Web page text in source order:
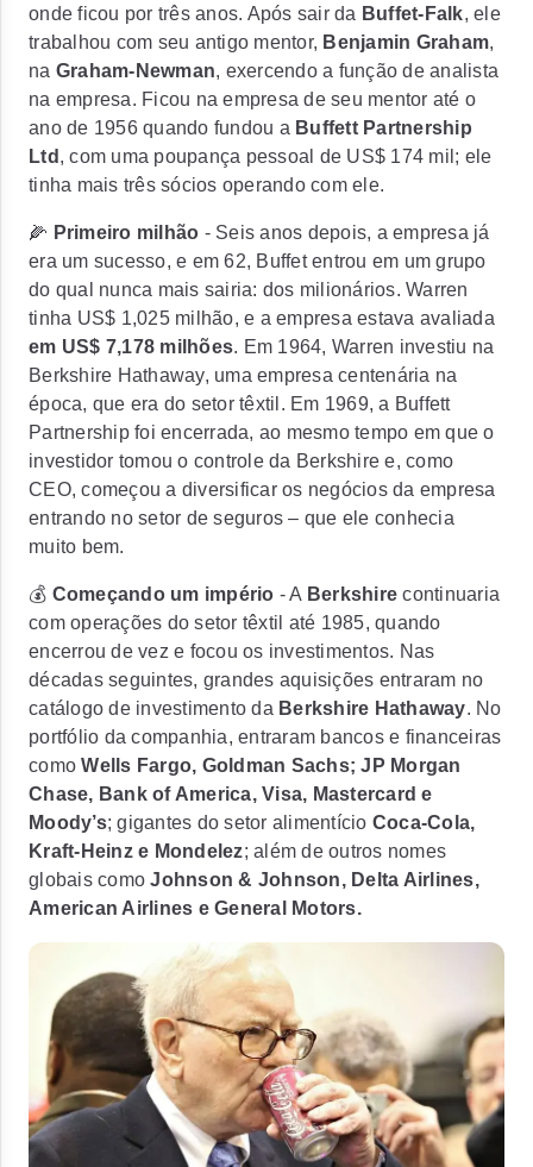
onde ficou por três anos. Após sair da Buffet-Falk, ele
trabalhou com seu antigo mentor, Benjamin Graham,
na Graham-Newman, exercendo a função de analista
na empresa. Ficou na empresa de seu mentor até o
ano de 1956 quando fundou a Buffett Partnership
Ltd , com uma poupança pessoal de US$ 174 mil ; ele
tinha mais três sócios operando com ele.
🌽 Primeiro milhão - Seis anos depois, a empresa já
era um sucesso, e em 62, Buffet entrou em um grupo
do qual nunca mais sairia: dos milionários. Warren
tinha US$ 1,025 milhão, e a empresa estava avaliada
em US$ 7,178 milhões. Em 1964, Warren investiu na
Berkshire Hathaway, uma empresa centenária na
época, que era do setor têxtil. Em 1969, a Buffett
Partnership foi encerrada, ao mesmo tempo em que o
investidor tomou o controle da Berkshire e, como
CEO, começou a diversificar os negócios da empresa
entrando no setor de seguros – que ele conhecia
muito bem.
💰 Começando um império - A Berkshire continuaria
com operações do setor têxtil até 1985, quando
encerrou de vez e focou os investimentos. Nas
décadas seguintes, grandes aquisições entraram no
catálogo de investimento da Berkshire Hathaway. No
portfólio da companhia, entraram bancos e financeiras
comoWells Fargo, Goldman Sachs; JP Morgan
Chase, Bank of America, Visa, Mastercard e
Moody’s; gigantes do setor alimentício Coca-Cola,
Kraft-Heinz e Mondelez; além de outros nomes
globais como Johnson & Johnson, Delta Airlines,
American Airlines e General Motors.